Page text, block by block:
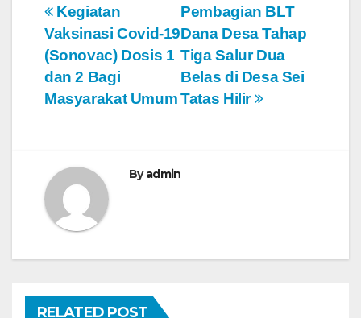
N
a
v
a
s
Pembagian BLT
Dana Desa Tahap
Tiga Salur Dua
Belas di Desa Sei
Tatas Hilir
Kegiatan
Vaksinasi Covid-19
(Sonovac) Dosis 1
dan 2 Bagi
Masyarakat Umum
Byadmin
RELATED POST